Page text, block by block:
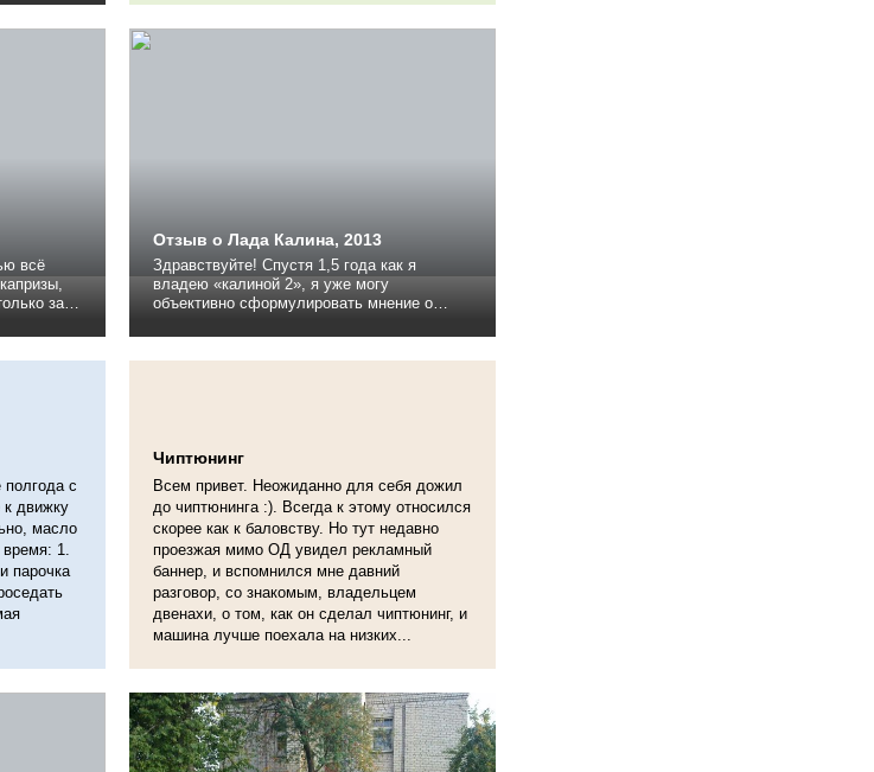
за
всем как
Отзыв о Лада Калина, 2013
Здравствуйте! Спустя 1,5 года как я
владею «калиной 2», я уже могу
объективно сформулировать мнение о
хотя ездит на ней жена, но весь ремонт,
мойка и все обслуживание достается мне,
с
к движку
масло
время: 1.
парочка
Чиптюнинг
Всем привет. Неожиданно для себя дожил
до чиптюнинга :). Всегда к этому относился
скорее как к баловству. Но тут недавно
проезжая мимо ОД увидел рекламный
баннер, и вспомнился мне давний
разговор, со знакомым, владельцем
двенахи, о том, как он сделал чиптюнинг, и
машина лучше поехала на низких...